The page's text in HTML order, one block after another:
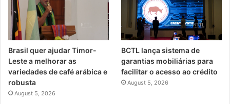
Brasil quer ajudar Timor-
Leste a melhorar as
variedades de café arábica e
robusta
August 5, 2026
BCTL lança sistema de
garantias mobiliárias para
facilitar o acesso ao crédito
August 5, 2026